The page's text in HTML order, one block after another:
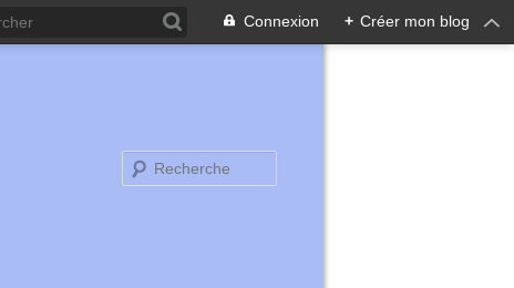
Connexion + Créer mon blog